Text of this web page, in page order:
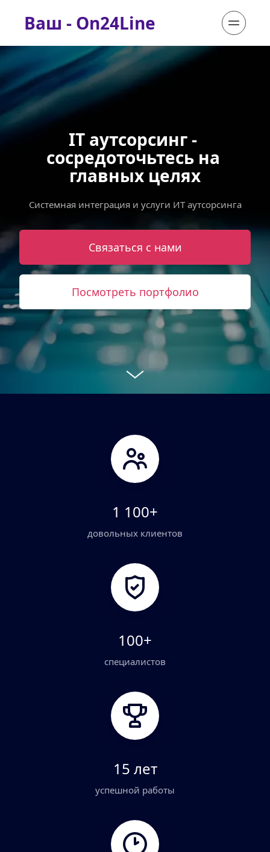
Ваш - On24Line
IT аутсорсинг -
сосредоточьтесь на
главных целях
Системная интеграция и услуги ИТ аутсорсинга
Связаться с нами
Посмотреть портфолио
1 100+
довольных клиентов
100+
специалистов
15 лет
успешной работы